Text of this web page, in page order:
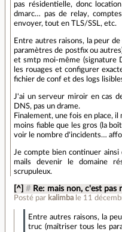
pas résidentielle, donc
dmarc… pas de relay,
envoyer, tout en TLS/SSL, etc.
Entre autres raisons, la peur
paramètres de postfix ou
et smtp moi-même (signature
les rouages et configurer
fichier de conf et des logs
J'ai un serveur miroir en cas
DNS, pas un drame.
Finalement, une fois en place,
moins fiable que les gros (la
voir le nombre d'incidents…
Je compte bien continuer
mails devenir le domaine
scrupuleux.
[^] # Re: mais non, c'est pas
Posté par kalimba le 11
Entre autres raisons, la
truc (maîtriser tous les